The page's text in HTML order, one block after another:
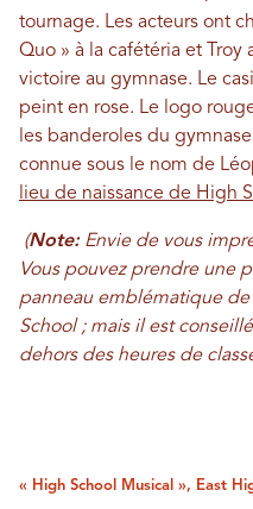
tournage. Les acteurs ont
Quo » à la cafétéria et Troy
victoire au gymnase. Le
peint en rose. Le logo
les banderoles du
connue sous le nom de
lieu de naissance de High
(Note:Envie de vous
Vous pouvez prendre une
panneau emblématique
School ; mais il est
dehors des heures de
« High School Musical », East